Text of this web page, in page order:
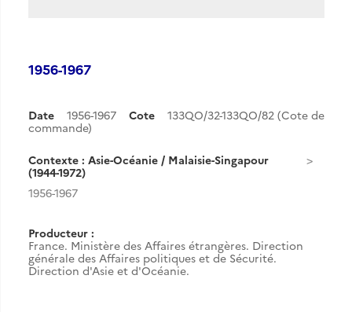
1956-1967
Date 1956-1967 Cote
133QO/32-133QO/82 (Cote de
commande)
Contexte : Asie-Océanie / Malaisie-Singapour
(1944-1972)
1956-1967
Producteur :
France. Ministère des Affaires étrangères. Direction
générale des Affaires politiques et de Sécurité.
Direction d'Asie et d'Océanie.